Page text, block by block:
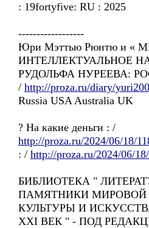
: 19fortyfive: RU : 2025
------------------
Юри Мэттью Рюнтю и «
ИНТЕЛЛЕКТУАЛЬНОЕ
РУДОЛЬФА НУРЕЕВА:
/ http://proza.ru/diary/
Russia USA Australia UK
? Hа какие деньги : /
http://proza.ru/2024/06/18/
: / http://proza.ru/2024/06/
БИБЛИОТЕКА "
ПАМЯТНИКИ МИРОВОЙ
КУЛЬТУРЫ И
ХХI ВЕК " - ПОД